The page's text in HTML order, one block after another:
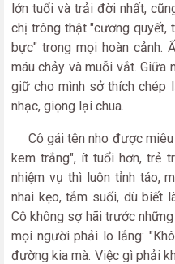
lớn tuổi và trải đời nhất,
chị trông thật "cương quyết,
bực" trong mọi hoàn cảnh.
máu chảy và muỗi vắt. Giữa
giữ cho mình sở thích chép
nhạc, giọng lại chua.
Cô gái tên nho được miêu
kem trắng", ít tuổi hơn, trẻ
nhiệm vụ thì luôn tỉnh táo,
nhai kẹo, tắm suối, dù biết
Cô không sợ hãi trước
mọi người phải lo lắng:
đường kia mà. Việc gì phải